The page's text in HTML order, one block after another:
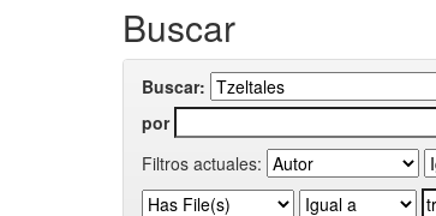
Buscar
Buscar:
por
Filtros actuales: